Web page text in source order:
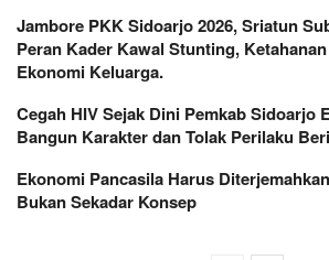
Jambore PKK Sidoarjo 2026, Sriatun
Peran Kader Kawal Stunting,
Ekonomi Keluarga.
Cegah HIV Sejak Dini Pemkab Sidoarjo
Bangun Karakter dan Tolak Perilaku
Ekonomi Pancasila Harus
Bukan Sekadar Konsep